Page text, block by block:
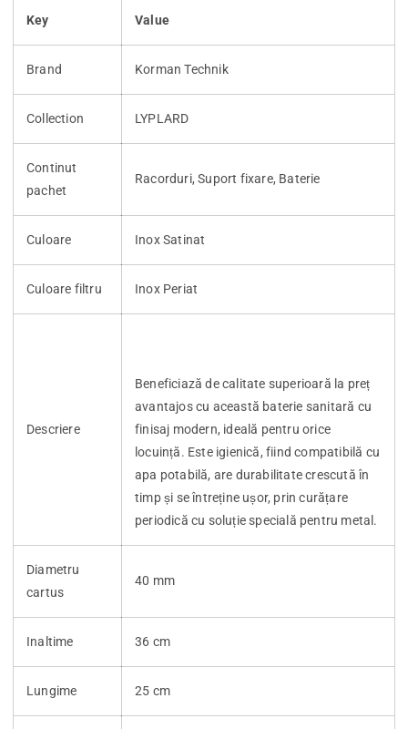
Key Value
Brand Korman Technik
Collection LYPLARD
Continut
pachet
Racorduri, Suport fixare, Baterie
Culoare Inox Satinat
Culoare filtru Inox Periat
Descriere
Beneficiază de calitate superioară la preț
avantajos cu această baterie sanitară cu
finisaj modern, ideală pentru orice
locuință. Este igienică, fiind compatibilă cu
apa potabilă, are durabilitate crescută în
timp și se întreține ușor, prin curățare
periodică cu soluție specială pentru metal.
Diametru
cartus
40 mm
Inaltime 36 cm
Lungime 25 cm